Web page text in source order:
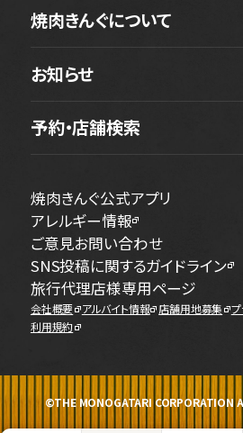
焼肉きんぐについて
お知らせ
予約・店舗検索
焼肉きんぐ公式アプリ
アレルギー情報
ご意見お問い合わせ
SNS投稿に関するガイドライン
旅行代理店様専用ページ
会社概要 アルバイト情報 店舗用地募集
利用規約
©THE MONOGATARI CORPORATION